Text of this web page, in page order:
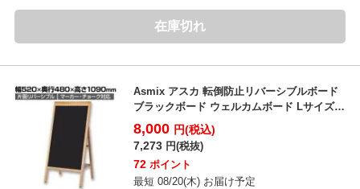
在庫切れ
Asmix アスカ 転倒防止リバーシブルボード
ブラックボード ウェルカムボード Lサイズ
幅520...
8,000 円(税込)
7,273 円(税抜)
72 ポイント
最短 08/20(木) お届け予定